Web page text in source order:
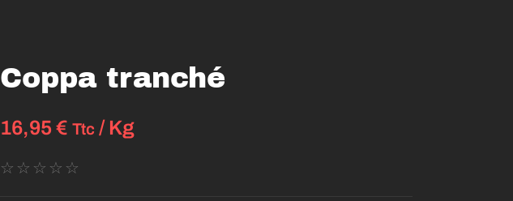
Coppa tranché
16,95€ Ttc / Kg
☆ ☆ ☆ ☆ ☆